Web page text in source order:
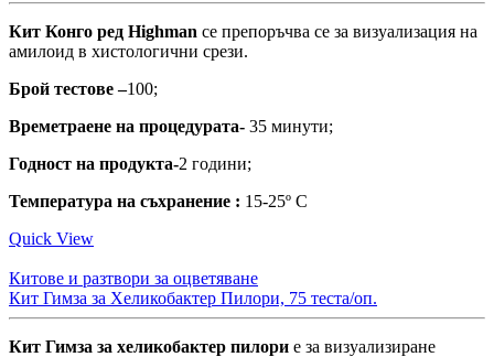
Кит Конго ред Highman се препоръчва се за визуализация на
амилоид в хистологични срези.
Брой тестове –100;
Времетраене на процедурата- 35 минути;
Годност на продукта-2 години;
Температура на съхранение : 15-25º С
Quick View
Китове и разтвори за оцветяване
Кит Гимза за Хеликобактер Пилори, 75 теста/оп.
Кит Гимза за хеликобактер пилори е за визуализиране